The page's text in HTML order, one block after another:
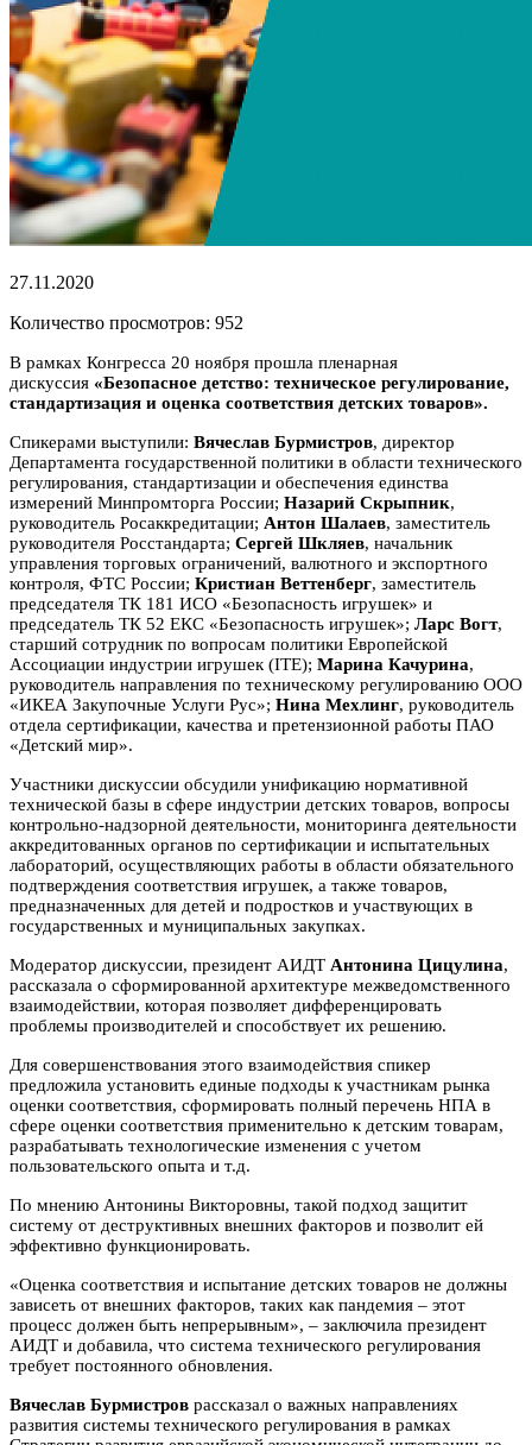
27.11.2020
Количество просмотров: 952
В рамках Конгресса 20 ноября прошла пленарная
дискуссия «Безопасное детство: техническое регулирование,
стандартизация и оценка соответствия детских товаров».
Спикерами выступили: Вячеслав Бурмистров, директор
Департамента государственной политики в области технического
регулирования, стандартизации и обеспечения единства
измерений Минпромторга России; Назарий Скрыпник,
руководитель Росаккредитации; Антон Шалаев, заместитель
руководителя Росстандарта; Сергей Шкляев, начальник
управления торговых ограничений, валютного и экспортного
контроля, ФТС России; Кристиан Веттенберг, заместитель
председателя ТК 181 ИСО «Безопасность игрушек» и
председатель ТК 52 ЕКС «Безопасность игрушек»; Ларс Вогт,
старший сотрудник по вопросам политики Европейской
Ассоциации индустрии игрушек (ITE); Марина Качурина,
руководитель направления по техническому регулированию ООО
«ИКЕА Закупочные Услуги Рус»; Нина Мехлинг, руководитель
отдела сертификации, качества и претензионной работы ПАО
«Детский мир».
Участники дискуссии обсудили унификацию нормативной
технической базы в сфере индустрии детских товаров, вопросы
контрольно-надзорной деятельности, мониторинга деятельности
аккредитованных органов по сертификации и испытательных
лабораторий, осуществляющих работы в области обязательного
подтверждения соответствия игрушек, а также товаров,
предназначенных для детей и подростков и участвующих в
государственных и муниципальных закупках.
Модератор дискуссии, президент АИДТ Антонина Цицулина,
рассказала о сформированной архитектуре межведомственного
взаимодействии, которая позволяет дифференцировать
проблемы производителей и способствует их решению.
Для совершенствования этого взаимодействия спикер
предложила установить единые подходы к участникам рынка
оценки соответствия, сформировать полный перечень НПА в
сфере оценки соответствия применительно к детским товарам,
разрабатывать технологические изменения с учетом
пользовательского опыта и т.д.
По мнению Антонины Викторовны, такой подход защитит
систему от деструктивных внешних факторов и позволит ей
эффективно функционировать.
«Оценка соответствия и испытание детских товаров не должны
зависеть от внешних факторов, таких как пандемия – этот
процесс должен быть непрерывным», – заключила президент
АИДТ и добавила, что система технического регулирования
требует постоянного обновления.
Вячеслав Бурмистров рассказал о важных направлениях
развития системы технического регулирования в рамках